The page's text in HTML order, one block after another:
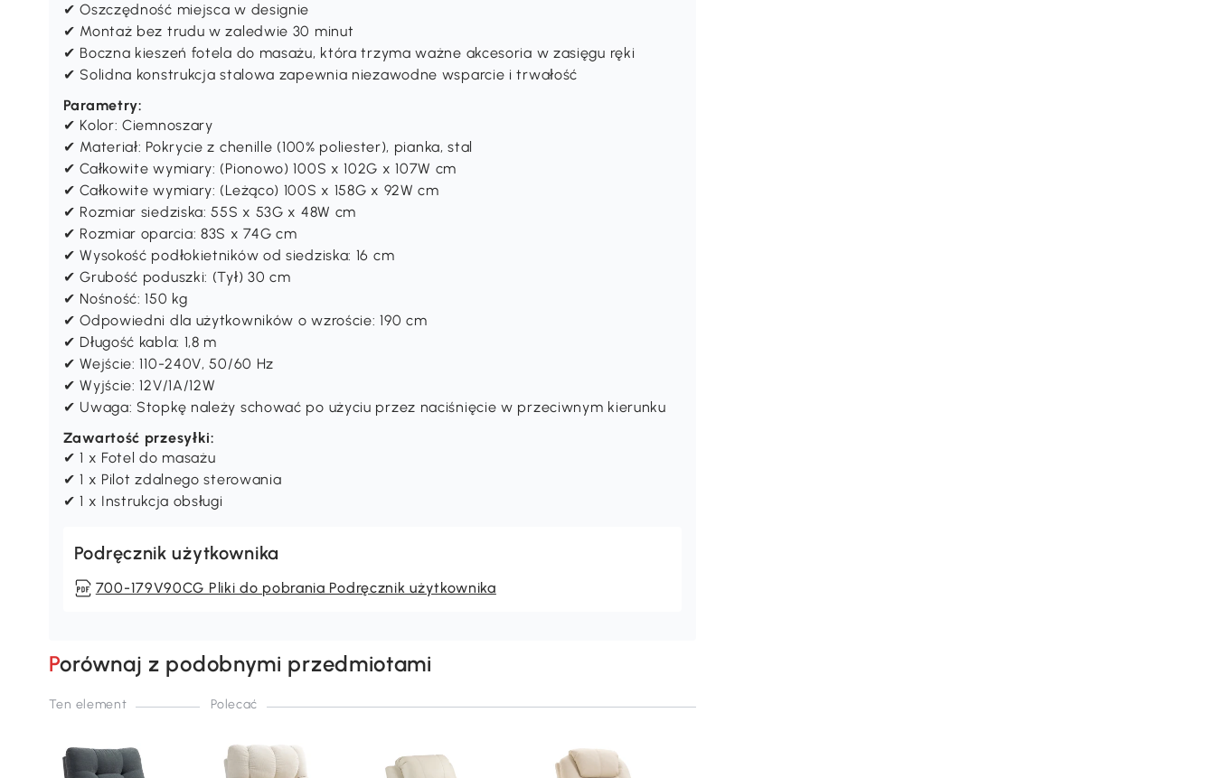
✔ Oszczędność miejsca w designie
✔ Montaż bez trudu w zaledwie 30 minut
✔ Boczna kieszeń fotela do masażu, która trzyma ważne akcesoria w zasięgu ręki
✔ Solidna konstrukcja stalowa zapewnia niezawodne wsparcie i trwałość
Parametry:
✔ Kolor: Ciemnoszary
✔ Materiał: Pokrycie z chenille (100% poliester), pianka, stal
✔ Całkowite wymiary: (Pionowo) 100S x 102G x 107W cm
✔ Całkowite wymiary: (Leżąco) 100S x 158G x 92W cm
✔ Rozmiar siedziska: 55S x 53G x 48W cm
✔ Rozmiar oparcia: 83S x 74G cm
✔ Wysokość podłokietników od siedziska: 16 cm
✔ Grubość poduszki: (Tył) 30 cm
✔ Nośność: 150 kg
✔ Odpowiedni dla użytkowników o wzroście: 190 cm
✔ Długość kabla: 1,8 m
✔ Wejście: 110-240V, 50/60 Hz
✔ Wyjście: 12V/1A/12W
✔ Uwaga: Stopkę należy schować po użyciu przez naciśnięcie w przeciwnym kierunku
Zawartość przesyłki:
✔ 1 x Fotel do masażu
✔ 1 x Pilot zdalnego sterowania
✔ 1 x Instrukcja obsługi
Podręcznik użytkownika
700-179V90CG Pliki do pobrania Podręcznik użytkownika
Porównaj z podobnymi przedmiotami
Ten element Polecać